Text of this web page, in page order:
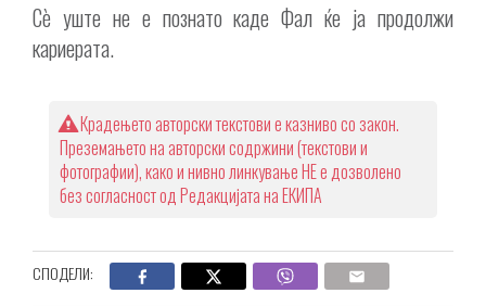
Сè уште не е познато каде Фал ќе ја продолжи
кариерата.
Крадењето авторски текстови е казниво со закон.
Преземањето на авторски содржини (текстови и
фотографии), како и нивно линкување НЕ е дозволено
без согласност од Редакцијата на ЕКИПА
СПОДЕЛИ: